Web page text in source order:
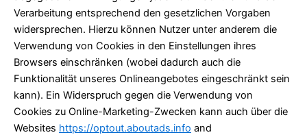
Verarbeitung entsprechend den gesetzlichen Vorgaben
widersprechen. Hierzu können Nutzer unter anderem die
Verwendung von Cookies in den Einstellungen ihres
Browsers einschränken (wobei dadurch auch die
Funktionalität unseres Onlineangebotes eingeschränkt sein
kann). Ein Widerspruch gegen die Verwendung von
Cookies zu Online-Marketing-Zwecken kann auch über die
Websites https://optout.aboutads.info and